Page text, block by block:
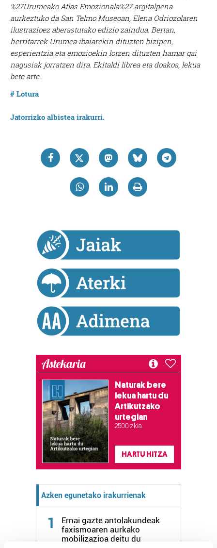
%27Urumeako Atlas Emozionala%27 argitalpena
aurkeztuko da San Telmo Museoan, Elena Odriozolaren
ilustrazioez aberastutako edizio zaindua. Bertan,
herritarrek Urumea ibaiarekin dituzten bizipen,
esperientzia eta emozioekin lotzen dituzten hamar gai
nagusiak jorratzen dira. Ekitaldi librea eta doakoa, lekua
bete arte.
# Lotura
Jatorrizko albistea irakurri.
Astekaria
Naturak bere
lekua hartu du
Artikutzako
urtegian
2.500 zkia.
HARTU HITZA
Azken egunetako irakurrienak
1
Ernai gazte antolakundeak
faxismoaren aurkako
mobilizazioa deitu du